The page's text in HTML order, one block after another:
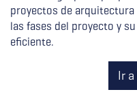
proyectos de
las fases del proyecto y
eficiente.
Ir